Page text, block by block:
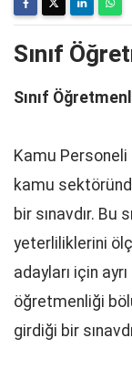
Sınıf
Sınıf
Kamu Personeli
kamu
bir sınavdır. Bu
yeterliliklerini
adayları için
öğretmenliği
girdiği bir